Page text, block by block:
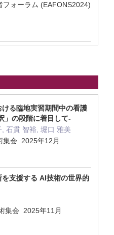
ォーラム (EAFONS2024)
る臨地実習期間中の看護
」の段階に着目して-
石貫 智裕, 堀口 雅美
集会 2025年12月
支援する AI技術の世界的
集会 2025年11月